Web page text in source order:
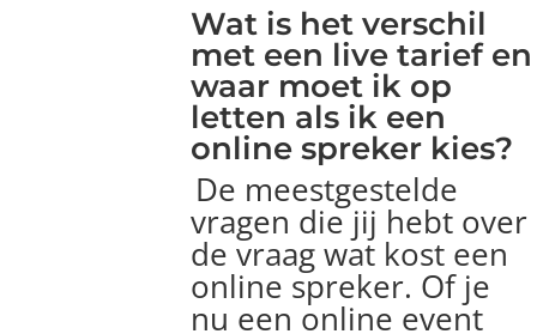
Wat is het verschil
met een live tarief en
waar moet ik op
letten als ik een
online spreker kies?
De meestgestelde
vragen die jij hebt over
de vraag wat kost een
online spreker. Of je
nu een online event